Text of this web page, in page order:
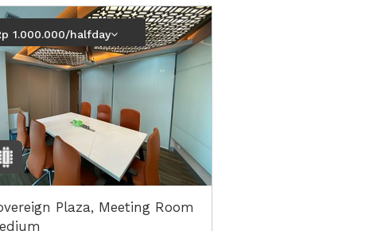
1.000.000/halfday
Plaza, Meeting Room